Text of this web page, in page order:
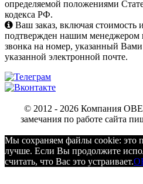
определяемой положениями
кодекса РФ.
Ваш заказ, включая стоимость
подтвержден нашим менеджером
звонка на номер, указанный
указанной электронной почте.
© 2012 - 2026 Компания
замечания по работе сайта
Мы cохраняем файлы cookie: это
лучше. Если Вы продолжите
считать, что Вас это устраивает.